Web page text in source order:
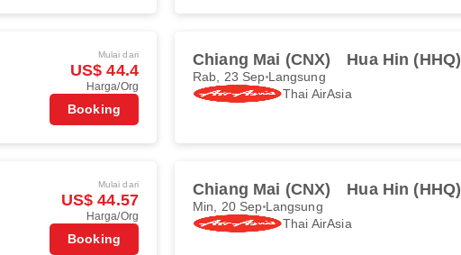
Mulai dari
US$ 44.4
Harga/Org
Booking
Chiang Mai (CNX) Hua Hin (HHQ)
Rab, 23 Sep Langsung
Thai AirAsia
Mulai dari
US$ 44.57
Harga/Org
Booking
Chiang Mai (CNX) Hua Hin (HHQ)
Min, 20 Sep Langsung
Thai AirAsia